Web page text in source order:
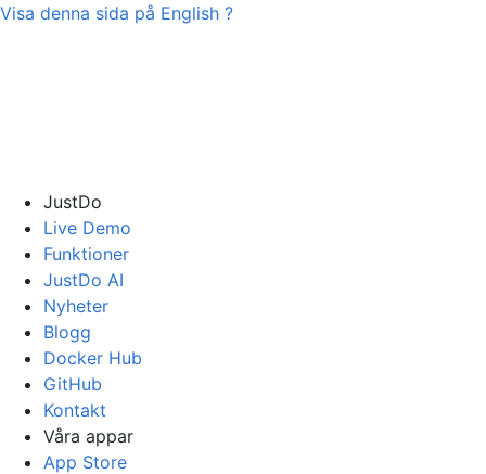
Visa denna sida på English ?
JustDo
Live Demo
Funktioner
JustDo AI
Nyheter
Blogg
Docker Hub
GitHub
Kontakt
Våra appar
App Store